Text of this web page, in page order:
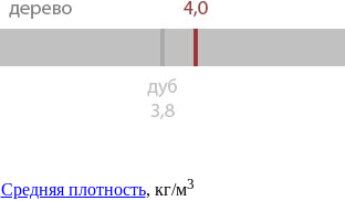
Средняя плотность, кг/м3